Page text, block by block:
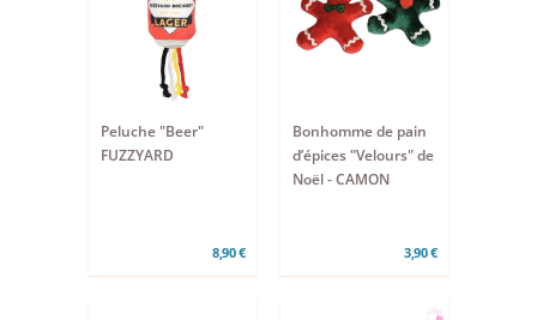
Peluche "Beer"
FUZZYARD
8,90 €
Bonhomme de pain
d’épices "Velours" de
Noël - CAMON
3,90 €